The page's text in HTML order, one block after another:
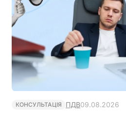
КОНСУЛЬТАЦІЯ ПДВ09.08.2026